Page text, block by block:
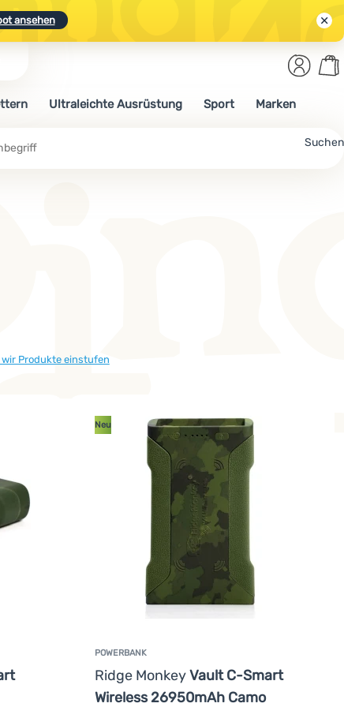
ansehen
ansehen
Suchen
Anmelden
Ultraleichte Ausrüstung Sport Marken
wir Produkte einstufen
POWERBANK
Ridge MonkeyVault C-Smart
Wireless 26950mAh Camo
Neu